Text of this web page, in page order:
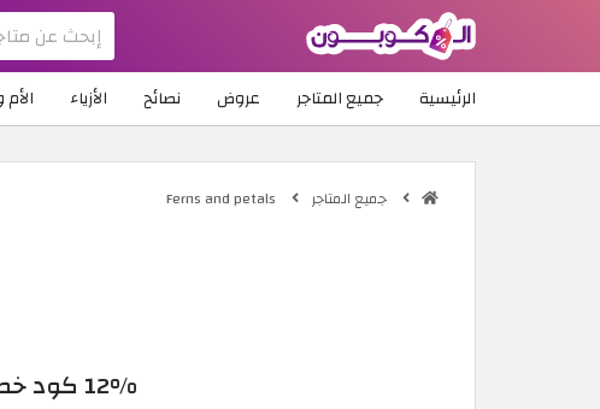
الرئيسية جميع المتاجر عروض نصائح الأزياء
جميع المتاجر
12% كود خصم FnP 2026 | لشراء الهدايا اون لاين لجميع المناسبات